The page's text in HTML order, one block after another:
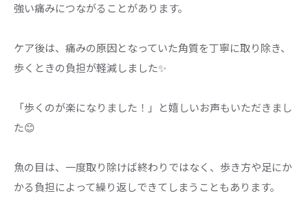
強い痛みにつながることがあります。
ケア後は、痛みの原因となっていた角質を丁寧に取り除き、
歩くときの負担が軽減しました✨
「歩くのが楽になりました！」と嬉しいお声もいただきまし
た😊
魚の目は、一度取り除けば終わりではなく、歩き方や足にか
かる負担によって繰り返しできてしまうこともあります。